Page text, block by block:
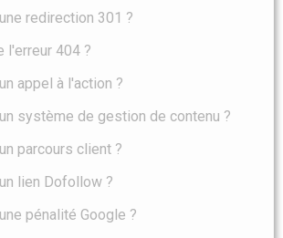
redirection 301 ?
l'erreur 404 ?
appel à l'action ?
système de gestion de contenu ?
parcours client ?
lien Dofollow ?
pénalité Google ?